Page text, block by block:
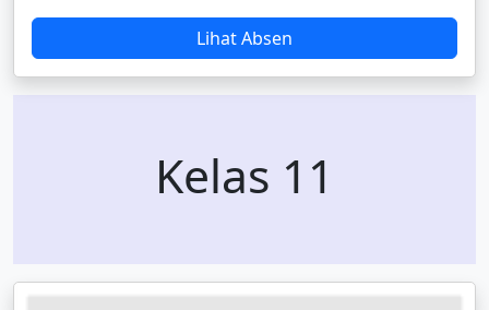
Lihat Absen
Kelas 11